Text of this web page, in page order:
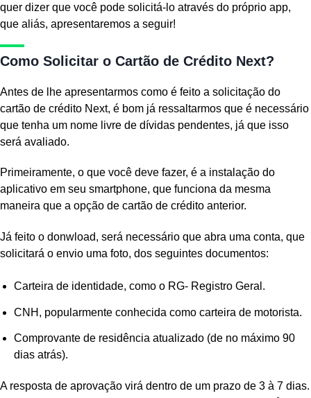
quer dizer que você pode solicitá-lo através do próprio app,
que aliás, apresentaremos a seguir!
Como Solicitar o Cartão de Crédito Next?
Antes de lhe apresentarmos como é feito a solicitação do
cartão de crédito Next, é bom já ressaltarmos que é necessário
que tenha um nome livre de dívidas pendentes, já que isso
será avaliado.
Primeiramente, o que você deve fazer, é a instalação do
aplicativo em seu smartphone, que funciona da mesma
maneira que a opção de cartão de crédito anterior.
Já feito o donwload, será necessário que abra uma conta, que
solicitará o envio uma foto, dos seguintes documentos:
Carteira de identidade, como o RG- Registro Geral.
CNH, popularmente conhecida como carteira de motorista.
Comprovante de residência atualizado (de no máximo 90
dias atrás).
A resposta de aprovação virá dentro de um prazo de 3 à 7 dias.